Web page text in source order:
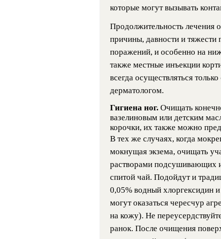
которые могут вызывать
Продолжительность лечения
причины, давности и тяжести
поражений, и особенно на
также местные инъекции
всегда осуществляться
дерматологом.
Гигиена ног. Очищать
вазелиновым или детским
корочки, их также можно
В тех же случаях, когда
мокнущая экзема, очищать
растворами подсушивающих
спитой чай. Подойдут и
0,05% водный хлоргексидин
могут оказаться чересчур
на кожу). Не
ранок. После очищения